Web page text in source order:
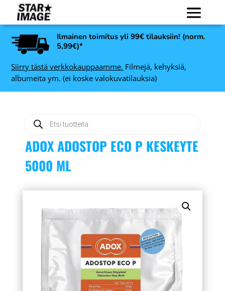
Ilmainen toimitus yli 99€ tilauksiin! (norm.
5,99€)*
Siirry tästä verkkokauppaamme. Filmejä, kehyksiä,
albumeita ym. (ei koske valokuvatilauksia)
search
ADOX ADOSTOP ECO P KESKEYTE
5000 ML
Kodak Ektar 100 120
värifilmi
19,90€ +